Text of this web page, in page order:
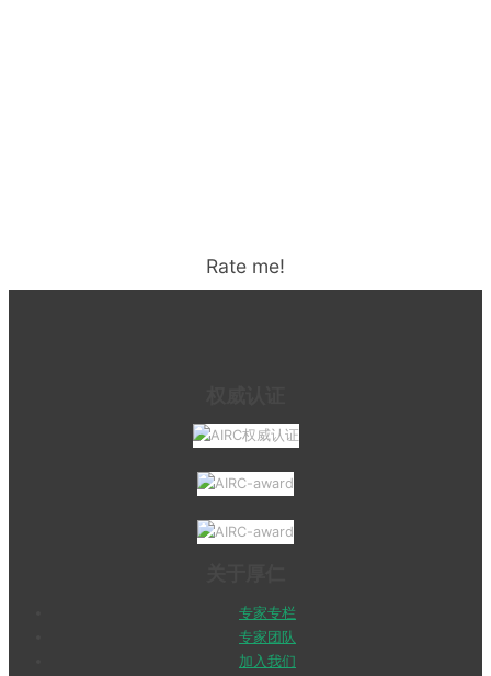
Rate me!
专家专栏
专家团队
加入我们